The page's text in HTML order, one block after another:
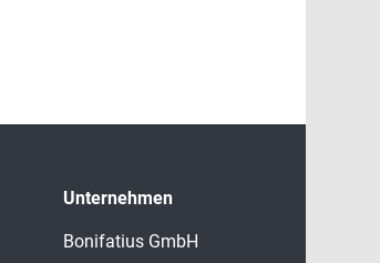
Unternehmen
Bonifatius GmbH